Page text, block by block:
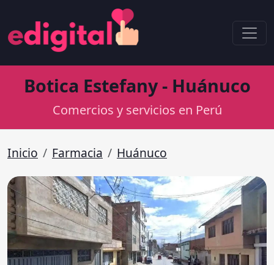
Botica Estefany - Huánuco
Comercios y servicios en Perú
Inicio Farmacia Huánuco